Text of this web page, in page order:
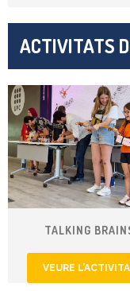
ACTIVITATS
TALKING
VEURE